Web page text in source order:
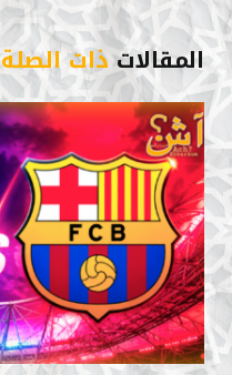
المقالاتذات الصلة